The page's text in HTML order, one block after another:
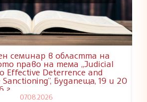
семинар в областта на
право на тема „Judicial
Effective Deterrence and
Будапеща, 19 и 20
г.
07.08.2026